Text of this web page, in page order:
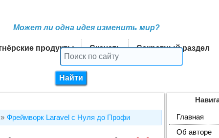
Может ли одна идея изменить мир?
продукты Скачать Секретный раздел
Фреймворк Laravel с Нуля до Профи
Главная
Об авторе